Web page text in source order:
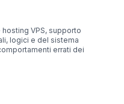
VPS, supporto
logici e del sistema
errati dei